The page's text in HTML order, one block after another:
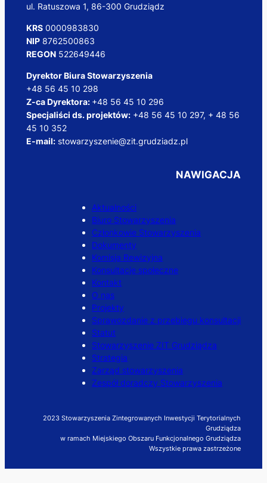
ul. Ratuszowa 1, 86-300 Grudziądz
KRS0000983830
NIP8762500863
REGON522649446
Dyrektor Biura Stowarzyszenia
+48 56 45 10 298
Z-ca Dyrektora: +48 56 45 10 296
Specjaliści ds. projektów:+48 56 45 10 297, + 48 56
45 10 352
E-mail:stowarzyszenie@zit.grudziadz.pl
NAWIGACJA
Aktualności
Biuro Stowarzyszenia
Członkowie Stowarzyszenia
Dokumenty
Komisja Rewizyjna
Konsultacje społeczne
Kontakt
O nas
Projekty
Sprawozdanie z przebiegu konsultacji
Statut
Stowarzyszenie ZIT Grudziądza
Strategia
Zarząd stowarzyszenia
Zespół doradczy Stowarzyszenia
2023 Stowarzyszenia Zintegrowanych Inwestycji Terytorialnych
Grudziądza
w ramach Miejskiego Obszaru Funkcjonalnego Grudziądza
Wszystkie prawa zastrzeżone